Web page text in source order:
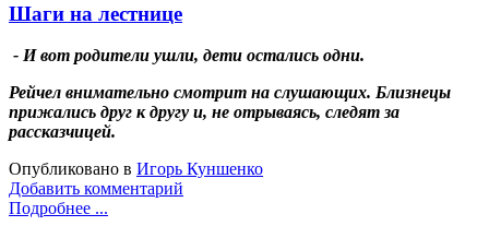
Шаги на лестнице
- И вот родители ушли, дети остались одни.
Рейчел внимательно смотрит на слушающих. Близнецы
прижались друг к другу и, не отрываясь, следят за
рассказчицей.
Опубликовано в Игорь Куншенко
Добавить комментарий
Подробнее ...